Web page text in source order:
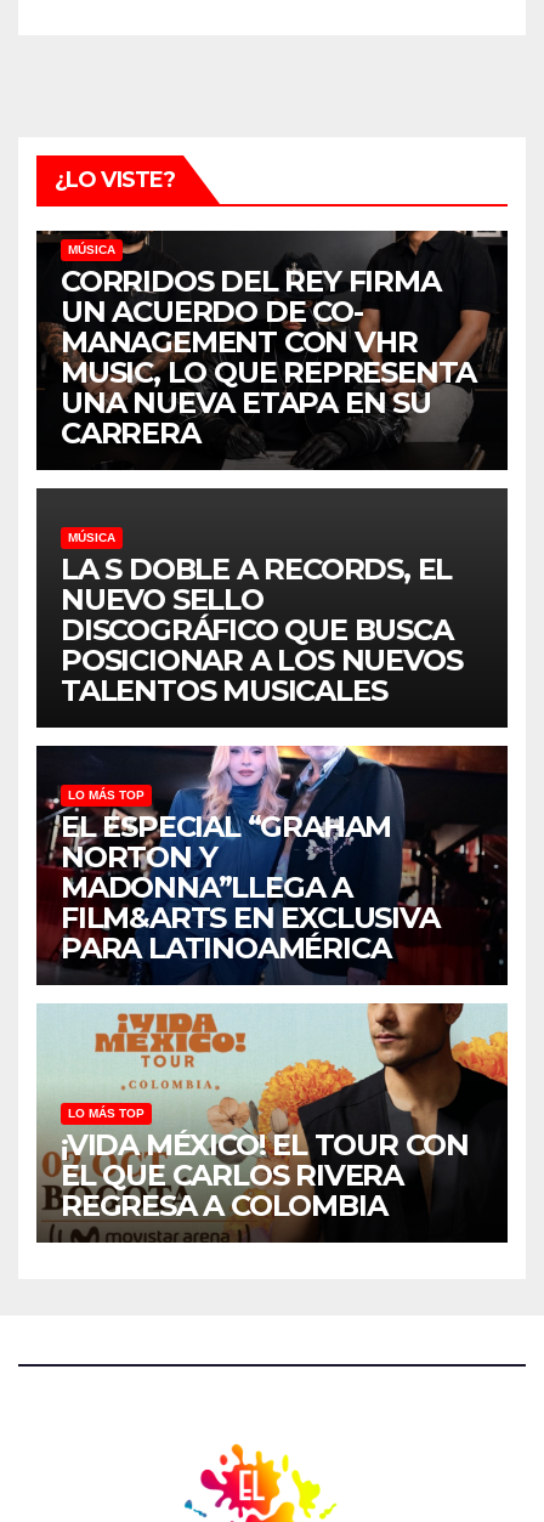
¿LO VISTE?
MÚSICA
CORRIDOS DEL REY FIRMA
UN ACUERDO DE CO-
MANAGEMENT CON VHR
MUSIC, LO QUE REPRESENTA
UNA NUEVA ETAPA EN SU
CARRERA
MÚSICA
LA S DOBLE A RECORDS, EL
NUEVO SELLO
DISCOGRÁFICO QUE BUSCA
POSICIONAR A LOS NUEVOS
TALENTOS MUSICALES
LO MÁS TOP
EL ESPECIAL “GRAHAM
NORTON Y
MADONNA”LLEGA A
FILM&ARTS EN EXCLUSIVA
PARA LATINOAMÉRICA
LO MÁS TOP
¡VIDA MÉXICO! EL TOUR CON
EL QUE CARLOS RIVERA
REGRESA A COLOMBIA